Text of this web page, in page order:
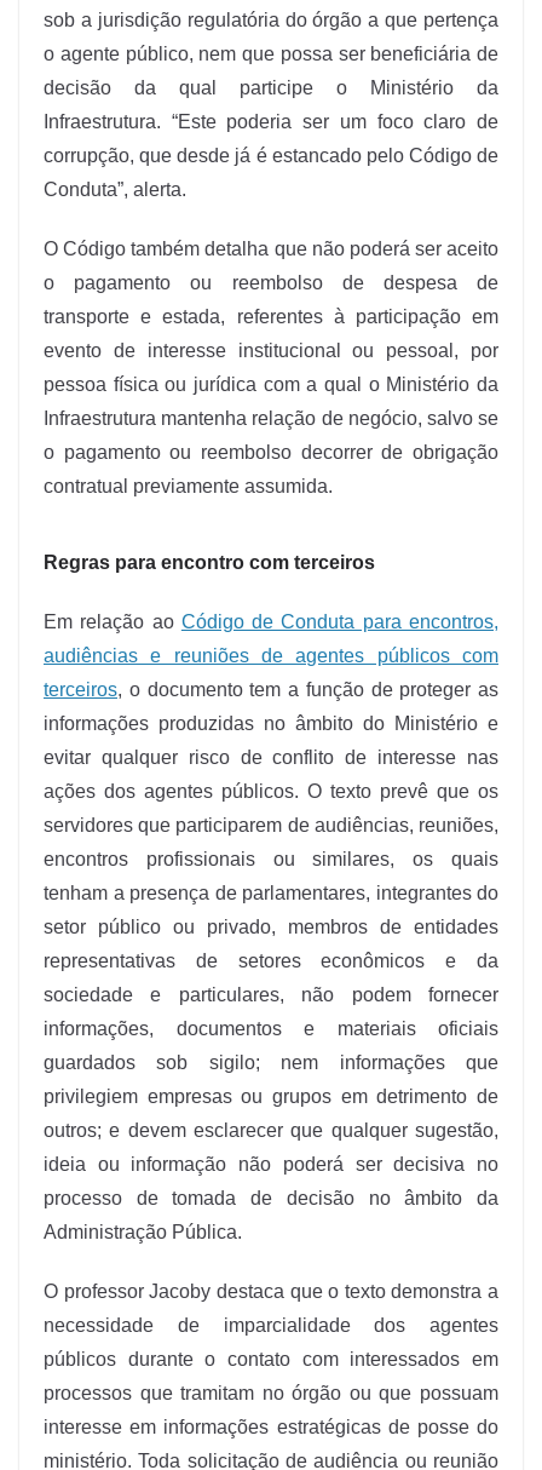
sob a jurisdição regulatória do órgão a que pertença
o agente público, nem que possa ser beneficiária de
decisão da qual participe o Ministério da
Infraestrutura. “Este poderia ser um foco claro de
corrupção, que desde já é estancado pelo Código de
Conduta”, alerta.
O Código também detalha que não poderá ser aceito
o pagamento ou reembolso de despesa de
transporte e estada, referentes à participação em
evento de interesse institucional ou pessoal, por
pessoa física ou jurídica com a qual o Ministério da
Infraestrutura mantenha relação de negócio, salvo se
o pagamento ou reembolso decorrer de obrigação
contratual previamente assumida.
Regras para encontro com terceiros
Em relação ao Código de Conduta para encontros,
audiências e reuniões de agentes públicos com
terceiros, o documento tem a função de proteger as
informações produzidas no âmbito do Ministério e
evitar qualquer risco de conflito de interesse nas
ações dos agentes públicos. O texto prevê que os
servidores que participarem de audiências, reuniões,
encontros profissionais ou similares, os quais
tenham a presença de parlamentares, integrantes do
setor público ou privado, membros de entidades
representativas de setores econômicos e da
sociedade e particulares, não podem fornecer
informações, documentos e materiais oficiais
guardados sob sigilo; nem informações que
privilegiem empresas ou grupos em detrimento de
outros; e devem esclarecer que qualquer sugestão,
ideia ou informação não poderá ser decisiva no
processo de tomada de decisão no âmbito da
Administração Pública.
O professor Jacoby destaca que o texto demonstra a
necessidade de imparcialidade dos agentes
públicos durante o contato com interessados em
processos que tramitam no órgão ou que possuam
interesse em informações estratégicas de posse do
ministério. Toda solicitação de audiência ou reunião